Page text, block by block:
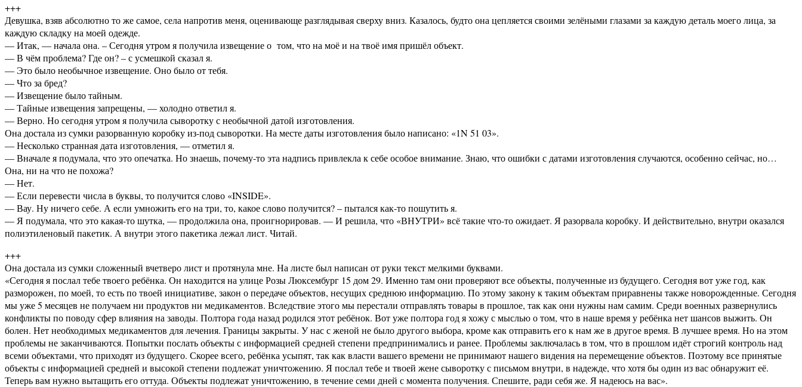
+++
Девушка, взяв абсолютно то же самое, села напротив меня, оценивающе разглядывая сверху вниз. Казалось, будто она цепляется своими зелёными глазами за каждую деталь моего лица, за
каждую складку на моей одежде.
— Итак, — начала она. – Сегодня утром я получила извещение о том, что на моё и на твоё имя пришёл объект.
— В чём проблема? Где он? – с усмешкой сказал я.
— Это было необычное извещение. Оно было от тебя.
— Что за бред?
— Извещение было тайным.
— Тайные извещения запрещены, — холодно ответил я.
— Верно. Но сегодня утром я получила сыворотку с необычной датой изготовления.
Она достала из сумки разорванную коробку из-под сыворотки. На месте даты изготовления было написано: «1N 51 03».
— Несколько странная дата изготовления, — отметил я.
— Вначале я подумала, что это опечатка. Но знаешь, почему-то эта надпись привлекла к себе особое внимание. Знаю, что ошибки с датами изготовления случаются, особенно сейчас, но…
Она, ни на что не похожа?
— Нет.
— Если перевести числа в буквы, то получится слово «INSIDE».
— Вау. Ну ничего себе. А если умножить его на три, то, какое слово получится? – пытался как-то пошутить я.
— Я подумала, что это какая-то шутка, — продолжила она, проигнорировав. — И решила, что «ВНУТРИ» всё такие что-то ожидает. Я разорвала коробку. И действительно, внутри оказался
полиэтиленовый пакетик. А внутри этого пакетика лежал лист. Читай.
+++
Она достала из сумки сложенный вчетверо лист и протянула мне. На листе был написан от руки текст мелкими буквами.
«Сегодня я послал тебе твоего ребёнка. Он находится на улице Розы Люксембург 15 дом 29. Именно там они проверяют все объекты, полученные из будущего. Сегодня вот уже год, как
разморожен, по моей, то есть по твоей инициативе, закон о передаче объектов, несущих среднюю информацию. По этому закону к таким объектам приравнены также новорожденные. Сегодня
мы уже 5 месяцев не получаем ни продуктов ни медикаментов. Вследствие этого мы перестали отправлять товары в прошлое, так как они нужны нам самим. Среди военных развернулись
конфликты по поводу сфер влияния на заводы. Полтора года назад родился этот ребёнок. Вот уже полтора год я хожу с мыслью о том, что в наше время у ребёнка нет шансов выжить. Он
болен. Нет необходимых медикаментов для лечения. Границы закрыты. У нас с женой не было другого выбора, кроме как отправить его к нам же в другое время. В лучшее время. Но на этом
проблемы не заканчиваются. Попытки послать объекты с информацией средней степени предпринимались и ранее. Проблемы заключалась в том, что в прошлом идёт строгий контроль над
всеми объектами, что приходят из будущего. Скорее всего, ребёнка усыпят, так как власти вашего времени не принимают нашего видения на перемещение объектов. Поэтому все принятые
объекты с информацией средней и высокой степени подлежат уничтожению. Я послал тебе и твоей жене сыворотку с письмом внутри, в надежде, что хотя бы один из вас обнаружит её.
Теперь вам нужно вытащить его оттуда. Объекты подлежат уничтожению, в течение семи дней с момента получения. Спешите, ради себя же. Я надеюсь на вас».